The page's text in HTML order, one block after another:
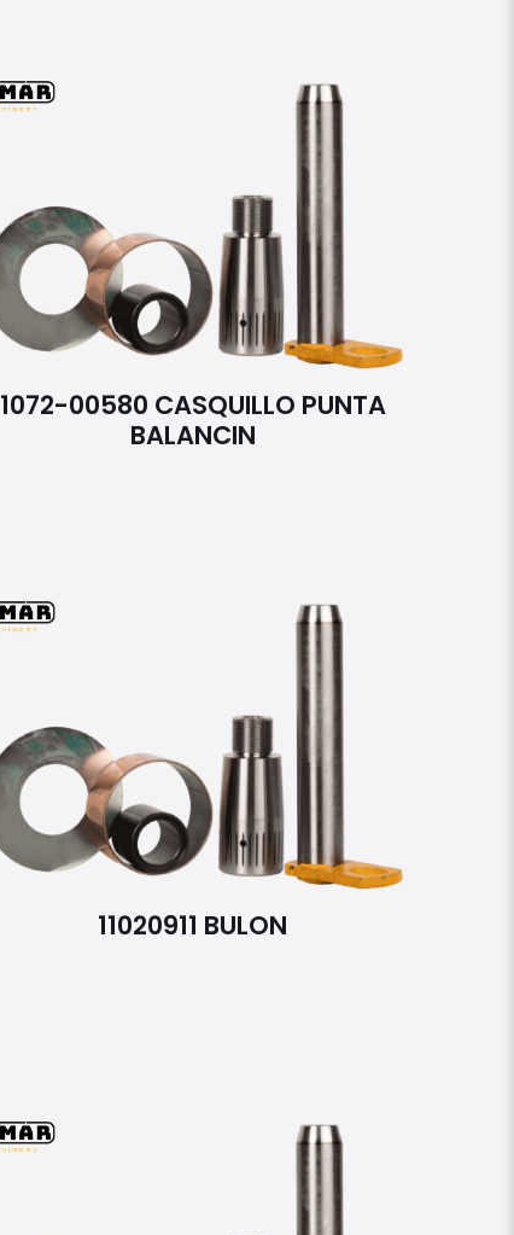
1072-00580 CASQUILLO PUNTA
BALANCIN
11020911 BULON